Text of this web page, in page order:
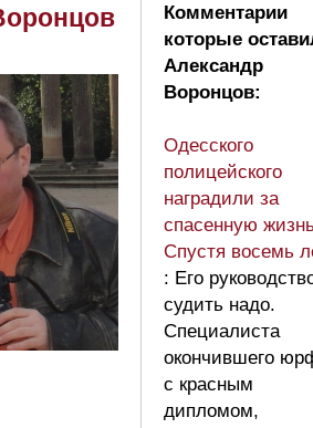
Комментарии
которые
Александр
Воронцов:
Одесского
полицейского
наградили за
спасенную
Спустя восемь
: Его
судить надо.
Специалиста
окончившего
с красным
дипломом,